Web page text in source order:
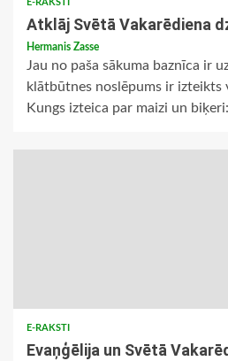
E-RAKSTI
Atklāj Svētā Vakarēdiena
Hermanis Zasse
Jau no paša sākuma baznīca ir
klātbūtnes noslēpums ir izteikts
Kungs izteica par maizi un
E-RAKSTI
Evaņģēlija un Svētā